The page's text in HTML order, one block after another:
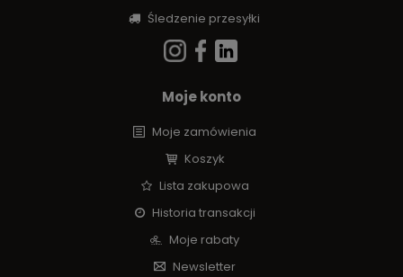
Śledzenie przesyłki
Moje konto
Moje zamówienia
Koszyk
Lista zakupowa
Historia transakcji
Moje rabaty
Newsletter